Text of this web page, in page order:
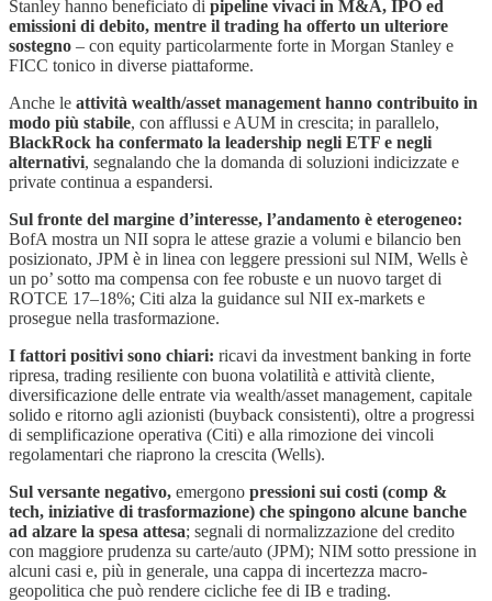
Stanley hanno beneficiato di pipeline vivaci in M&A, IPO ed
emissioni di debito, mentre il trading ha offerto un ulteriore
sostegno – con equity particolarmente forte in Morgan Stanley e
FICC tonico in diverse piattaforme.
Anche le attività wealth/asset management hanno contribuito in
modo più stabile, con afflussi e AUM in crescita; in parallelo,
BlackRock ha confermato la leadership negli ETF e negli
alternativi, segnalando che la domanda di soluzioni indicizzate e
private continua a espandersi.
Sul fronte del margine d’interesse, l’andamento è eterogeneo:
BofA mostra un NII sopra le attese grazie a volumi e bilancio ben
posizionato, JPM è in linea con leggere pressioni sul NIM, Wells è
un po’ sotto ma compensa con fee robuste e un nuovo target di
ROTCE 17–18%; Citi alza la guidance sul NII ex-markets e
prosegue nella trasformazione.
I fattori positivi sono chiari: ricavi da investment banking in forte
ripresa, trading resiliente con buona volatilità e attività cliente,
diversificazione delle entrate via wealth/asset management, capitale
solido e ritorno agli azionisti (buyback consistenti), oltre a progressi
di semplificazione operativa (Citi) e alla rimozione dei vincoli
regolamentari che riaprono la crescita (Wells).
Sul versante negativo, emergono pressioni sui costi (comp &
tech, iniziative di trasformazione) che spingono alcune banche
ad alzare la spesa attesa; segnali di normalizzazione del credito
con maggiore prudenza su carte/auto (JPM); NIM sotto pressione in
alcuni casi e, più in generale, una cappa di incertezza macro-
geopolitica che può rendere cicliche fee di IB e trading.